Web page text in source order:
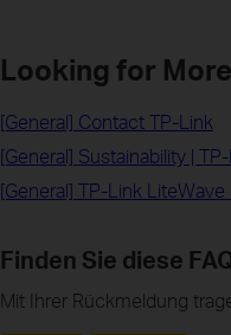
Looking for More
[General] Contact TP-Link
[General] Sustainability |
[General] TP-Link
Finden Sie diese
Mit Ihrer Rückmeldung